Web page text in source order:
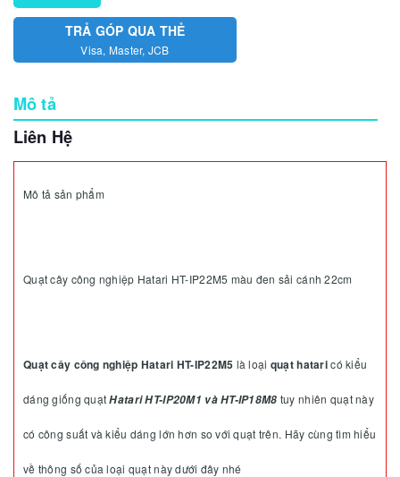
TRẢ GÓP QUA THẺ
Visa, Master, JCB
Mô tả
Liên Hệ
Mô tả sản phẩm
Quạt cây công nghiệp Hatari HT-IP22M5 màu đen sải cánh 22cm
Quạt cây công nghiệp Hatari HT-IP22M5 là loại quạt hataricó kiểu
dáng giống quạtHatari HT-IP20M1 và HT-IP18M8 tuy nhiên quạt này
có công suất và kiểu dáng lớn hơn so với quạt trên. Hãy cùng tìm hiểu
về thông số của loại quạt này dưới đây nhé